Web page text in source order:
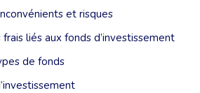
et risques
liés aux fonds d’investissement
de fonds